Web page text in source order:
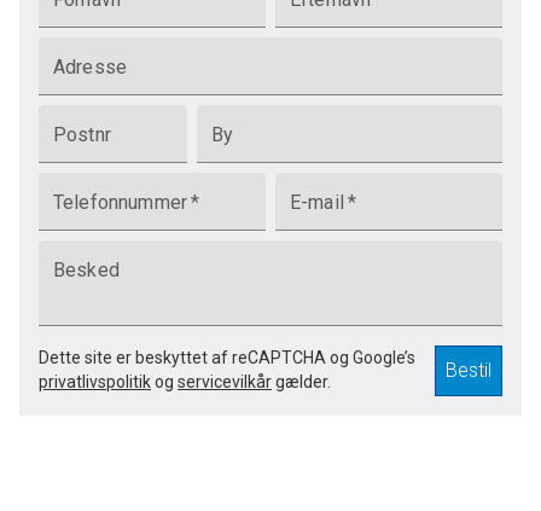
Adresse
Postnr By
Telefonnummer* E-mail *
Besked
Dette site er beskyttet af reCAPTCHA og Google’s
privatlivspolitikog servicevilkårgælder. Bestil